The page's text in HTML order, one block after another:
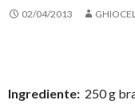
02/04/2013
Ingrediente: 250 g